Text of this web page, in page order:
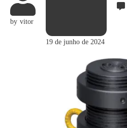
by vitor
19 de junho de 2024